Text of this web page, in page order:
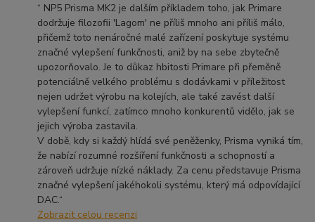
“ NP5 Prisma MK2 je dalším příkladem toho, jak Primare
dodržuje filozofii 'Lagom' ne příliš mnoho ani příliš málo,
přičemž toto nenáročné malé zařízení poskytuje systému
značné vylepšení funkčnosti, aniž by na sebe zbytečně
upozorňovalo. Je to důkaz hbitosti Primare při přeměně
potenciálně velkého problému s dodávkami v příležitost
nejen udržet výrobu na kolejích, ale také zavést další
vylepšení funkcí, zatímco mnoho konkurentů vidělo, jak se
jejich výroba zastavila.
V době, kdy si každý hlídá své peněženky, Prisma vyniká tím,
že nabízí rozumné rozšíření funkčnosti a schopností a
zároveň udržuje nízké náklady. Za cenu představuje Prisma
značné vylepšení jakéhokoli systému, který má odpovídající
DAC.“
Zobrazit celou recenzi